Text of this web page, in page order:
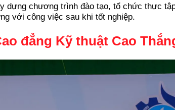
dựng chương trình đào tạo, tổ chức thực
với công việc sau khi tốt nghiệp.
đẳng Kỹ thuật Cao